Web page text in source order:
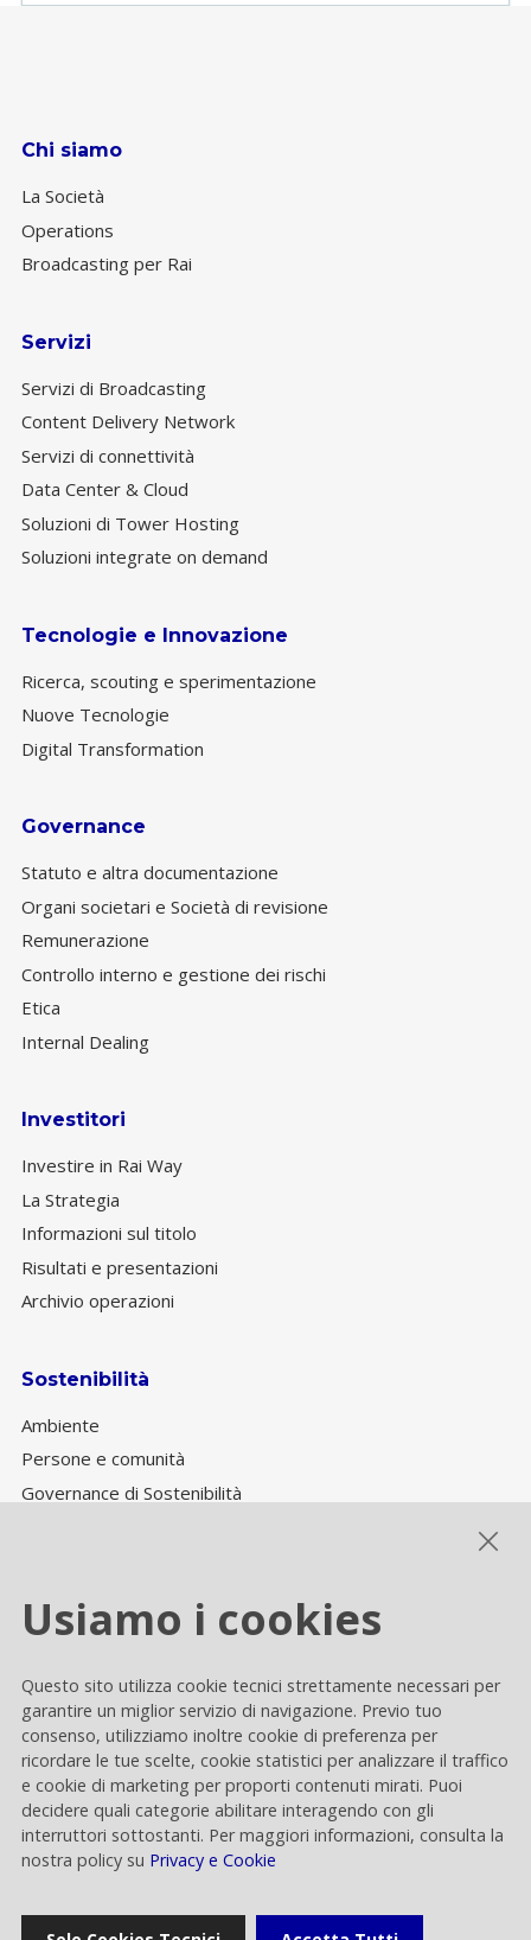
Chi siamo
La Società
Operations
Broadcasting per Rai
Servizi
Servizi di Broadcasting
Content Delivery Network
Servizi di connettività
Data Center & Cloud
Soluzioni di Tower Hosting
Soluzioni integrate on demand
Tecnologie e Innovazione
Ricerca, scouting e sperimentazione
Nuove Tecnologie
Digital Transformation
Governance
Statuto e altra documentazione
Organi societari e Società di revisione
Remunerazione
Controllo interno e gestione dei rischi
Etica
Internal Dealing
Investitori
Investire in Rai Way
La Strategia
Informazioni sul titolo
Risultati e presentazioni
Archivio operazioni
Sostenibilità
Ambiente
Persone e comunità
Governance di Sostenibilità
Cookie settings
Privacy e Cookie
Contacts
Rai Way S.p.A.
Usiamo i cookies
Questo sito utilizza cookie tecnici strettamente necessari per
garantire un miglior servizio di navigazione. Previo tuo
consenso, utilizziamo inoltre cookie di preferenza per
ricordare le tue scelte, cookie statistici per analizzare il traffico
e cookie di marketing per proporti contenuti mirati. Puoi
decidere quali categorie abilitare interagendo con gli
interruttori sottostanti. Per maggiori informazioni, consulta la
nostra policy su Privacy e Cookie